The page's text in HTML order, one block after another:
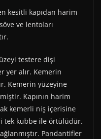
kesitli kapıdan harim
ve lentoları
testere dişi
yer alır. Kemerin
Kemerin yüzeyine
Kapının harim
kemerli niş içerisine
tek kubbe ile örtülüdür.
Pandantifler